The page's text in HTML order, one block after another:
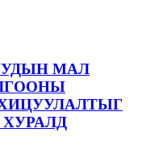
МАЛ